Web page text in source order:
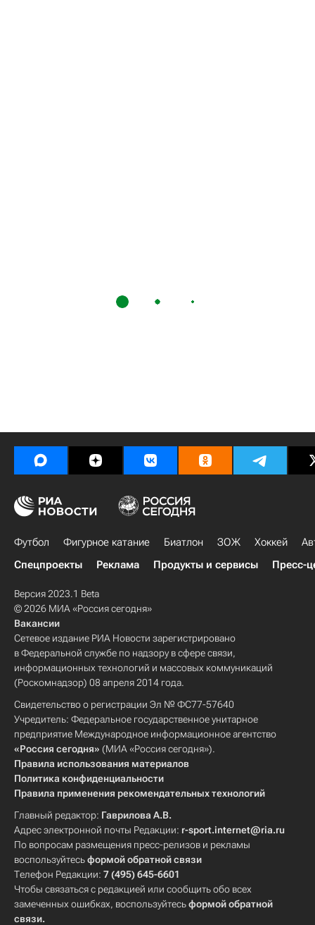
Футбол Фигурное катание Биатлон ЗОЖ Хоккей
Спецпроекты
Реклама Продукты и сервисы Пресс-
Версия 2023.1 Beta
© 2026 МИА «Россия сегодня»
Вакансии
Сетевое издание РИА Новости зарегистрировано
в Федеральной службе по надзору в сфере связи,
информационных технологий и массовых коммуникаций
(Роскомнадзор) 08 апреля 2014 года.
Свидетельство о регистрации Эл № ФС77-57640
Учредитель: Федеральное государственное унитарное
предприятие Международное информационное агентство
«Россия сегодня» (МИА «Россия сегодня»).
Правила использования материалов
Политика конфиденциальности
Правила применения рекомендательных технологий
Главный редактор: Гаврилова А.В.
Адрес электронной почты Редакции: r-sport.internet@ria.ru
По вопросам размещения пресс-релизов и рекламы
воспользуйтесьформой обратной связи
Телефон Редакции: 7 (495) 645-6601
Чтобы связаться с редакцией или сообщить обо всех
замеченных ошибках, воспользуйтесьформой обратной
связи.